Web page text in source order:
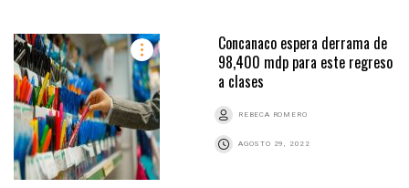
Concanaco espera derrama de
98,400 mdp para este regreso
a clases
REBECA ROMERO
AGOSTO 29, 2022